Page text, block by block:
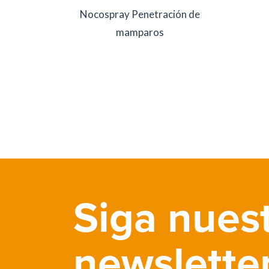
Nocospray Penetración de
mamparos
Siga